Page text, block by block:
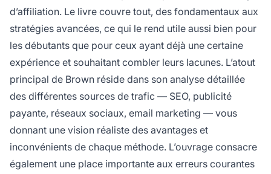
d’affiliation. Le livre couvre tout, des fondamentaux aux
stratégies avancées, ce qui le rend utile aussi bien pour
les débutants que pour ceux ayant déjà une certaine
expérience et souhaitant combler leurs lacunes. L’atout
principal de Brown réside dans son analyse détaillée
des différentes sources de trafic — SEO, publicité
payante, réseaux sociaux, email marketing — vous
donnant une vision réaliste des avantages et
inconvénients de chaque méthode. L’ouvrage consacre
également une place importante aux erreurs courantes